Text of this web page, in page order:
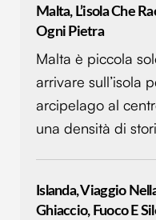
Malta, L’isola Che
Ogni Pietra
Malta è piccola
arrivare sull’isola
arcipelago al
una densità di
Islanda, Viaggio
Ghiaccio, Fuoco E